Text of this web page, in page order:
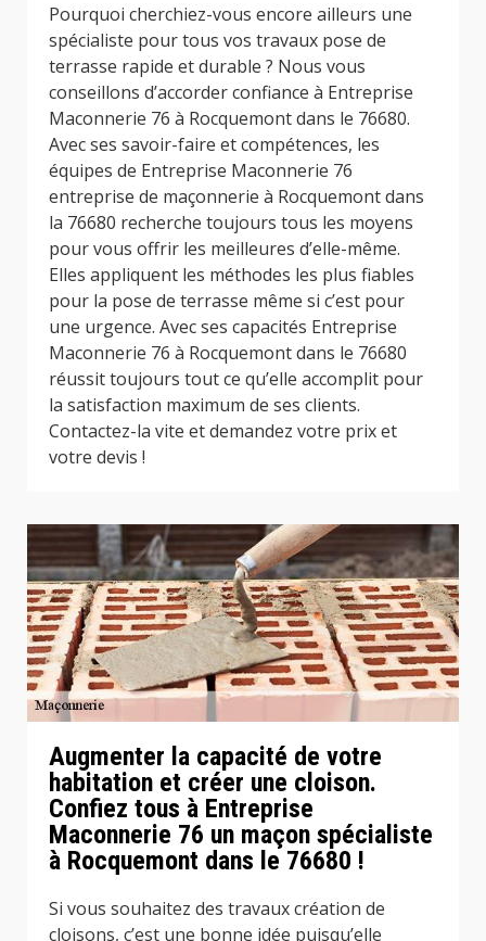
Pourquoi cherchiez-vous encore ailleurs une
spécialiste pour tous vos travaux pose de
terrasse rapide et durable ? Nous vous
conseillons d’accorder confiance à Entreprise
Maconnerie 76 à Rocquemont dans le 76680.
Avec ses savoir-faire et compétences, les
équipes de Entreprise Maconnerie 76
entreprise de maçonnerie à Rocquemont dans
la 76680 recherche toujours tous les moyens
pour vous offrir les meilleures d’elle-même.
Elles appliquent les méthodes les plus fiables
pour la pose de terrasse même si c’est pour
une urgence. Avec ses capacités Entreprise
Maconnerie 76 à Rocquemont dans le 76680
réussit toujours tout ce qu’elle accomplit pour
la satisfaction maximum de ses clients.
Contactez-la vite et demandez votre prix et
votre devis !
Augmenter la capacité de votre
habitation et créer une cloison.
Confiez tous à Entreprise
Maconnerie 76 un maçon spécialiste
à Rocquemont dans le 76680 !
Si vous souhaitez des travaux création de
cloisons, c’est une bonne idée puisqu’elle